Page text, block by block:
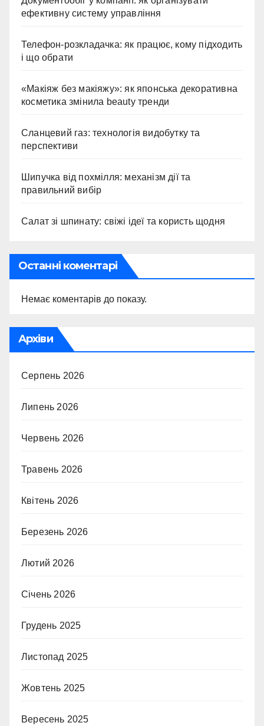
ефективну систему управління
Телефон-розкладачка: як працює, кому підходить
і що обрати
«Макіяж без макіяжу»: як японська декоративна
косметика змінила beauty тренди
Сланцевий газ: технологія видобутку та
перспективи
Шипучка від похмілля: механізм дії та
правильний вибір
Салат зі шпинату: свіжі ідеї та користь щодня
Останні коментарі
Немає коментарів до показу.
Архіви
Серпень 2026
Липень 2026
Червень 2026
Травень 2026
Квітень 2026
Березень 2026
Лютий 2026
Січень 2026
Грудень 2025
Листопад 2025
Жовтень 2025
Вересень 2025